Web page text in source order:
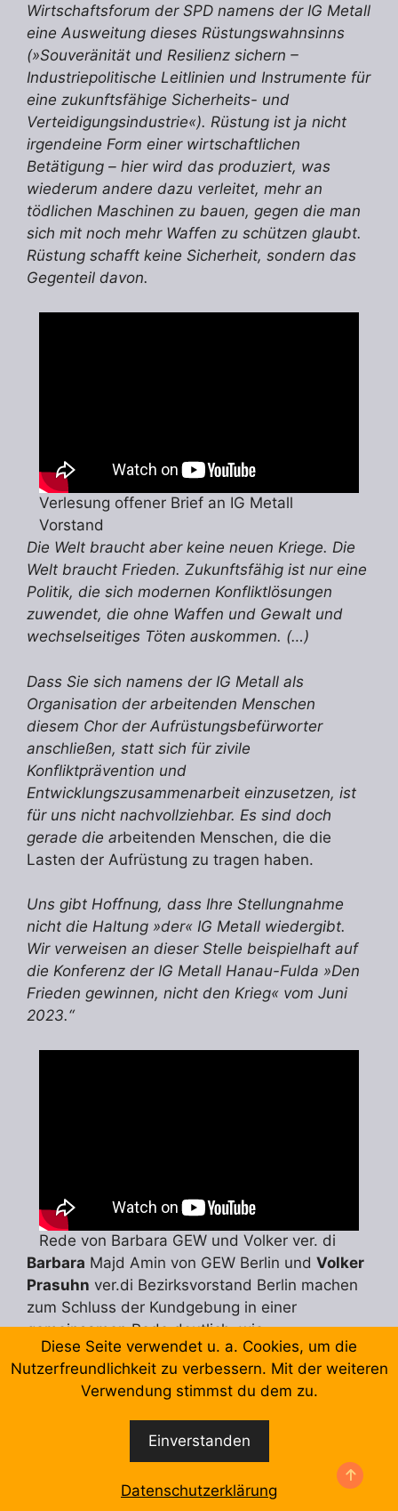
Wirtschaftsforum der SPD namens der IG Metall
eine Ausweitung dieses Rüstungswahnsinns
(»Souveränität und Resilienz sichern –
Industriepolitische Leitlinien und Instrumente für
eine zukunftsfähige Sicherheits- und
Verteidigungsindustrie«). Rüstung ist ja nicht
irgendeine Form einer wirtschaftlichen
Betätigung – hier wird das produziert, was
wiederum andere dazu verleitet, mehr an
tödlichen Maschinen zu bauen, gegen die man
sich mit noch mehr Waffen zu schützen glaubt.
Rüstung schafft keine Sicherheit, sondern das
Gegenteil davon.
Verlesung offener Brief an IG Metall
Vorstand
Die Welt braucht aber keine neuen Kriege. Die
Welt braucht Frieden. Zukunftsfähig ist nur eine
Politik, die sich modernen Konfliktlösungen
zuwendet, die ohne Waffen und Gewalt und
wechselseitiges Töten auskommen. (…)
Dass Sie sich namens der IG Metall als
Organisation der arbeitenden Menschen
diesem Chor der Aufrüstungsbefürworter
anschließen, statt sich für zivile
Konfliktprävention und
Entwicklungszusammenarbeit einzusetzen, ist
für uns nicht nachvollziehbar. Es sind doch
gerade die arbeitenden Menschen, die die
Lasten der Aufrüstung zu tragen haben.
Uns gibt Hoffnung, dass Ihre Stellungnahme
nicht die Haltung »der« IG Metall wiedergibt.
Wir verweisen an dieser Stelle beispielhaft auf
die Konferenz der IG Metall Hanau-Fulda »Den
Frieden gewinnen, nicht den Krieg« vom Juni
2023.“
Rede von Barbara GEW und Volker ver. di
Barbara Majd Amin von GEW Berlin und Volker
Prasuhn ver.di Bezirksvorstand Berlin machen
zum Schluss der Kundgebung in einer
gemeinsamen Rede deutlich, wie
Kriegseskalation, Aufrüstung und Militarisierung
zum Joch der gesamten Gesellschaft werden.
„Ohne Frieden ist alles nichts.“ Gerade jetzt, vor
dem Hintergrund des Massentötens durch die
israelischen Truppen im GAZA, mobilisieren die
internationalen Gewerkschaften gegen
Diese Seite verwendet u. a. Cookies, um die
Nutzerfreundlichkeit zu verbessern. Mit der weiteren
Verwendung stimmst du dem zu.
Einverstanden
Datenschutzerklärung